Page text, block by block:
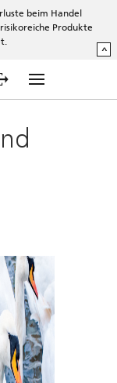
beim Handel
Produkte
^